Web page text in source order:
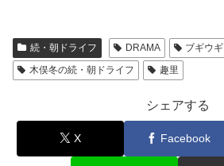
続・朝ドライフ DRAMA ブギウギ
木俣冬の続・朝ドライフ
趣里
シェアする
X Facebook